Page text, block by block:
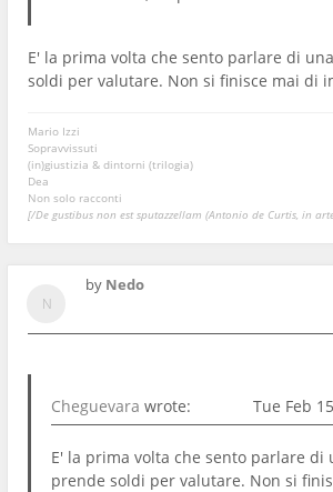
E' la prima volta che sento parlare di
soldi per valutare. Non si finisce mai di
Mario Izzi
Sopravvissuti
(in)giustizia & dintorni (trilogia)
Dea
Non solo racconti
[/De gustibus non est sputazzellam (Antonio de Curtis, in
by Nedo
Cheguevara wrote: Tue Feb
E' la prima volta che sento parlare di
prende soldi per valutare. Non si